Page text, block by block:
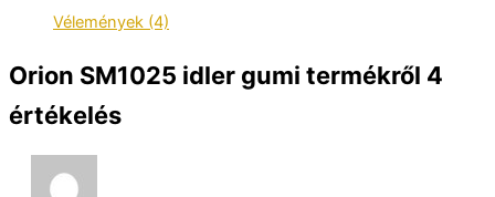
Vélemények (4)
Orion SM1025 idler gumi termékről 4
értékelés